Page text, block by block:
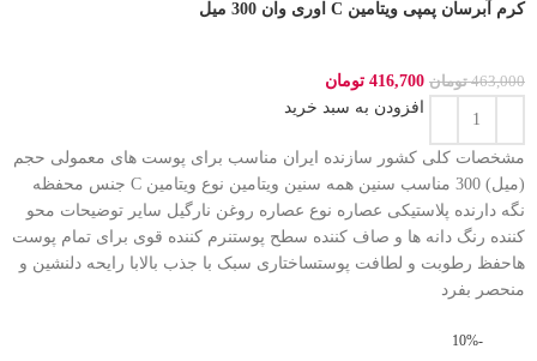
کرم آبرسان پمپی ویتامین C اوری وان 300 میل
463,000 تومان 416,700 تومان
افزودن به سبد خرید
مشخصات کلی کشور سازنده ایران مناسب برای پوست های معمولی حجم
(میل) 300 مناسب سنین همه سنین ویتامین نوع ویتامین C جنس محفظه
نگه دارنده پلاستیکی عصاره نوع عصاره روغن نارگیل سایر توضیحات محو
کننده رنگ دانه ها و صاف کننده سطح پوستنرم کننده قوی برای تمام پوست
هاحفظ رطوبت و لطافت پوستساختاری سبک با جذب بالابا رایحه دلنشین و
منحصر بفرد
-10%